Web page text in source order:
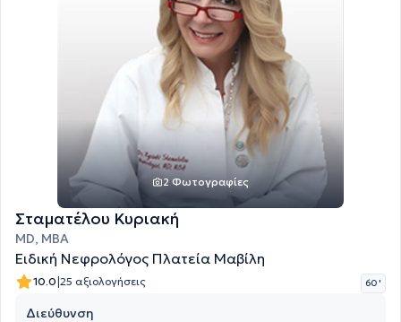
2 Φωτογραφίες
Σταματέλου Κυριακή
MD, MBA
Ειδική Νεφρολόγος Πλατεία Μαβίλη
10.0|25 αξιολογήσεις 60 '
Διεύθυνση